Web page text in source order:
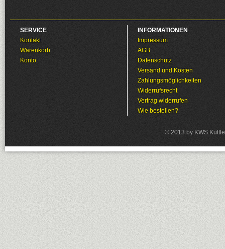
SERVICE
Kontakt
Warenkorb
Konto
INFORMATIONEN
Impressum
AGB
Datenschutz
Versand und Kosten
Zahlungsmöglichkeiten
Widerrufsrecht
Vertrag widerrufen
Wie bestellen?
© 2013 by KWS